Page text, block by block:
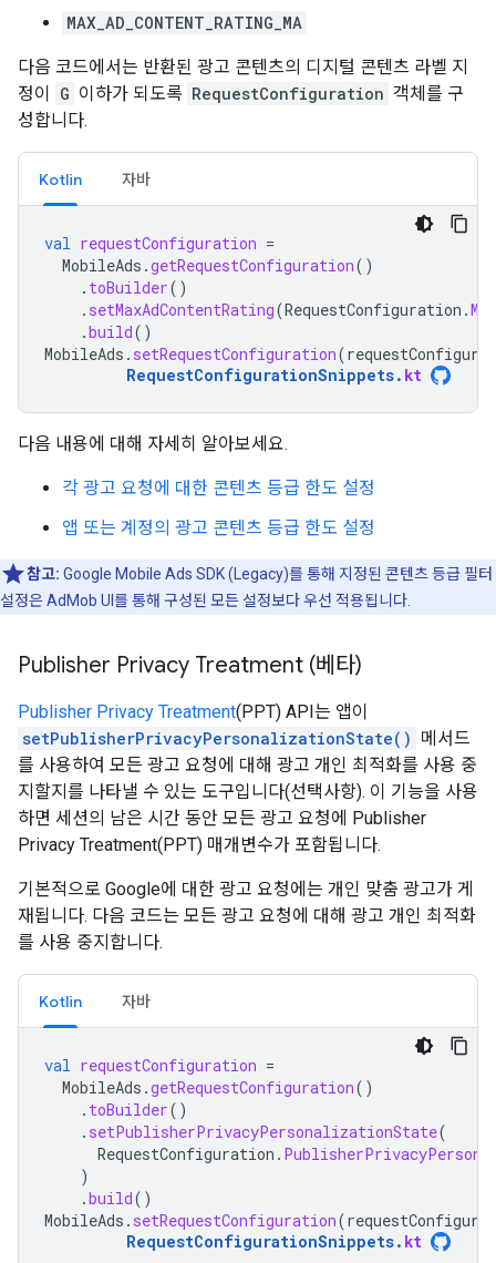
MAX_AD_CONTENT_RATING_MA
다음 코드에서는 반환된 광고 콘텐츠의 디지털 콘텐츠 라벨 지
정이
G 이하가 되도록 RequestConfiguration 객체를 구
성합니다.
Kotlin 자바
val requestConfiguration =
MobileAds .getRequestConfiguration()
. toBuilder()
. setMaxAdContentRating(RequestConfiguration .
.build()
MobileAds . setRequestConfiguration(
RequestConfigurationSnippets. kt
다음 내용에 대해 자세히 알아보세요.
각 광고 요청에 대한 콘텐츠 등급 한도 설정
앱 또는 계정의 광고 콘텐츠 등급 한도 설정
참고: Google Mobile Ads SDK (Legacy)를 통해 지정된 콘텐츠 등급 필터
설정은 AdMob UI를 통해 구성된 모든 설정보다 우선 적용됩니다.
Publisher Privacy Treatment (베타)
Publisher Privacy Treatment(PPT) API는 앱이
setPublisherPrivacyPersonalizationState() 메서드
를 사용하여 모든 광고 요청에 대해 광고 개인 최적화를 사용 중
지할지를 나타낼 수 있는 도구입니다(선택사항). 이 기능을 사용
하면 세션의 남은 시간 동안 모든 광고 요청에 Publisher
Privacy Treatment(PPT) 매개변수가 포함됩니다.
기본적으로 Google에 대한 광고 요청에는 개인 맞춤 광고가 게
재됩니다. 다음 코드는 모든 광고 요청에 대해 광고 개인 최적화
를 사용 중지합니다.
Kotlin 자바
val requestConfiguration =
MobileAds .getRequestConfiguration()
. toBuilder()
. setPublisherPrivacyPersonalizationState(
RequestConfiguration .
)
.build()
MobileAds . setRequestConfiguration(
RequestConfigurationSnippets. kt